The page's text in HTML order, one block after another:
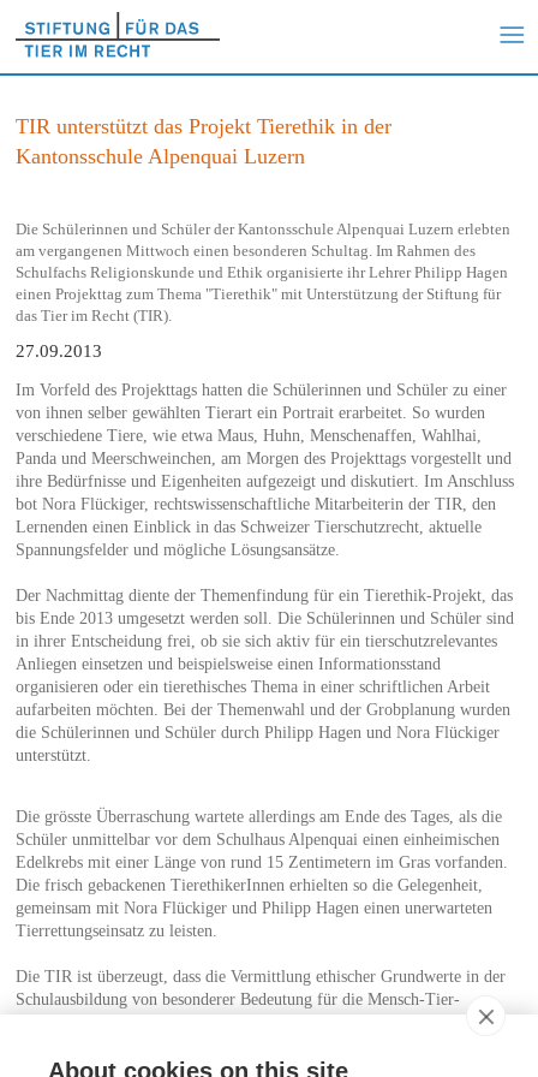
TIR unterstützt das Projekt Tierethik in der
Kantonsschule Alpenquai Luzern
Die Schülerinnen und Schüler der Kantonsschule Alpenquai Luzern erlebten
am vergangenen Mittwoch einen besonderen Schultag. Im Rahmen des
Schulfachs Religionskunde und Ethik organisierte ihr Lehrer Philipp Hagen
einen Projekttag zum Thema "Tierethik" mit Unterstützung der Stiftung für
das Tier im Recht (TIR).
27.09.2013
Im Vorfeld des Projekttags hatten die Schülerinnen und Schüler zu einer
von ihnen selber gewählten Tierart ein Portrait erarbeitet. So wurden
verschiedene Tiere, wie etwa Maus, Huhn, Menschenaffen, Wahlhai,
Panda und Meerschweinchen, am Morgen des Projekttags vorgestellt und
ihre Bedürfnisse und Eigenheiten aufgezeigt und diskutiert. Im Anschluss
bot Nora Flückiger, rechtswissenschaftliche Mitarbeiterin der TIR, den
Lernenden einen Einblick in das Schweizer Tierschutzrecht, aktuelle
Spannungsfelder und mögliche Lösungsansätze.
Der Nachmittag diente der Themenfindung für ein Tierethik-Projekt, das
bis Ende 2013 umgesetzt werden soll. Die Schülerinnen und Schüler sind
in ihrer Entscheidung frei, ob sie sich aktiv für ein tierschutzrelevantes
Anliegen einsetzen und beispielsweise einen Informationsstand
organisieren oder ein tierethisches Thema in einer schriftlichen Arbeit
aufarbeiten möchten. Bei der Themenwahl und der Grobplanung wurden
die Schülerinnen und Schüler durch Philipp Hagen und Nora Flückiger
unterstützt.
Die grösste Überraschung wartete allerdings am Ende des Tages, als die
Schüler unmittelbar vor dem Schulhaus Alpenquai einen einheimischen
Edelkrebs mit einer Länge von rund 15 Zentimetern im Gras vorfanden.
Die frisch gebackenen TierethikerInnen erhielten so die Gelegenheit,
gemeinsam mit Nora Flückiger und Philipp Hagen einen unerwarteten
Tierrettungseinsatz zu leisten.
Die TIR ist überzeugt, dass die Vermittlung ethischer Grundwerte in der
Schulausbildung von besonderer Bedeutung für die Mensch-Tier-
Beziehung ist. Sie freut sich daher sehr über die Zusammenarbeit mit
About cookies on this site